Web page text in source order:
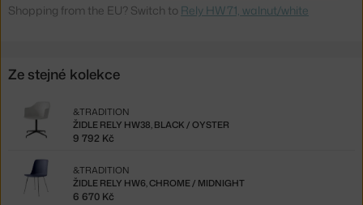
Shopping from the EU? Switch to Rely HW71, walnut/white
Ze stejné kolekce
ŽIDLE RELY HW38, BLACK / OYSTER
&TRADITION
9 792 Kč
ŽIDLE RELY HW6, CHROME / MIDNIGHT
&TRADITION
6 670 Kč